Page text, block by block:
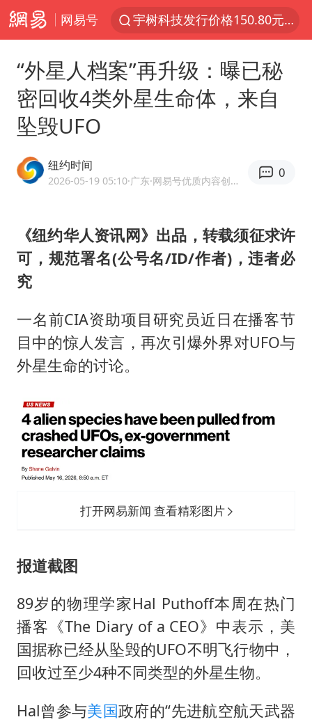
网易号
外交部发言人就广岛核爆81周年等答记者问
27岁女子成组织卖淫集团主犯被通缉
多地要求领导干部带头休假
村民谈“梅姨”：叫的其实是“媒姨”
郑国霖回应去景区上班被保安拦下
感觉全东北都在等7号
“外星人档案”再升级：曝已秘
密回收4类外星生命体，来自
坠毁UFO
纽约时间
2026-05-19 05:10·广东 ·网易号优质内容创作者
0
《纽约华人资讯网》出品，转载须征求许
可，规范署名(公号名/ID/作者)，违者必
究
一名前CIA资助项目研究员近日在播客节
目中的惊人发言，再次引爆外界对UFO与
外星生命的讨论。
打开网易新闻 查看精彩图片
报道截图
89岁的物理学家Hal Puthoff本周在热门
播客《The Diary of a CEO》中表示，美
国据称已经从坠毁的UFO不明飞行物中，
回收过至少4种不同类型的外星生物。
Hal曾参与美国政府的“先进航空航天武器